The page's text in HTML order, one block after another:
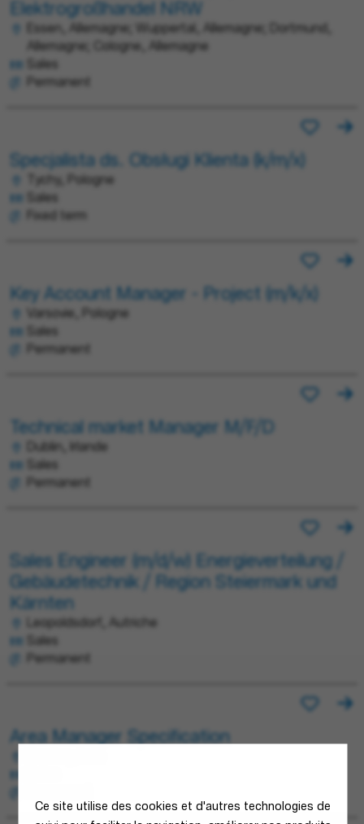
Ce site utilise des cookies et d'autres technologies de
Elektrogroßhandel NRW
Essen, Allemagne; Wuppertal, Allemagne; Dortmund,
Allemagne; Cologne, Allemagne
Sales
Permanent
Specjalista ds. Obsługi Klienta (k/m/x)
Tychy, Pologne
Sales
Fixed term
Key Account Manager - Project (m/k/x)
Varsovie, Pologne
Sales
Permanent
Technical market Manager M/F/D
Dublin, Irlande
Sales
Permanent
Sales Engineer (m/d/w) Energieverteilung /
Gebäudetechnik / Region Steiermark und
Kärnten
Leopoldsdorf, Autriche
Sales
Permanent
Area Manager Specification